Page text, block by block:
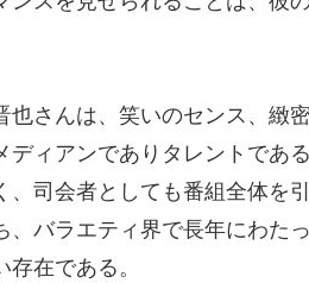
也さんは、笑いのセンス、緻
ディアンでありタレントであ
、司会者としても番組全体を
、バラエティ界で長年にわた
在である。